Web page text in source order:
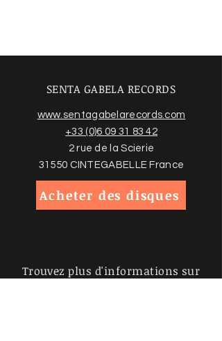
SENTA GABELA RECORDS
www.sentagabelarecords.com
+33 (0)6 09 31 83 42
2 rue de la Scierie
31550 CINTEGABELLE France
Acheter des disques
Trouvez plus d'informations sur